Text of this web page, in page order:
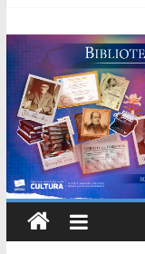
Modesta Bor
Gaceta Oficial de la
Caracas 09 de
Catálogo temático